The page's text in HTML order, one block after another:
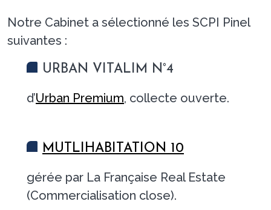
Notre Cabinet a sélectionné les SCPI Pinel
suivantes :
URBAN VITALIM N°4
d’Urban Premium, collecte ouverte.
MUTLIHABITATION 10
gérée par La Française Real Estate
(Commercialisation close).